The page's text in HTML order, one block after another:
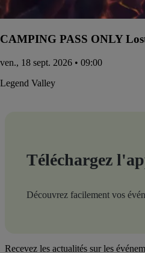
CAMPING PASS ONLY
ven., 18 sept. 2026 • 09:00
Legend Valley
Téléchargez
Découvrez facilement vos
Recevez les actualités sur les